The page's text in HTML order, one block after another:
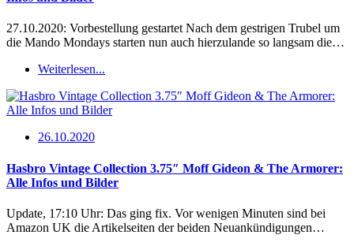
27.10.2020: Vorbestellung gestartet Nach dem gestrigen Trubel um
die Mando Mondays starten nun auch hierzulande so langsam die…
Weiterlesen...
26.10.2020
Hasbro Vintage Collection 3.75″ Moff Gideon & The Armorer:
Alle Infos und Bilder
Update, 17:10 Uhr: Das ging fix. Vor wenigen Minuten sind bei
Amazon UK die Artikelseiten der beiden Neuankündigungen…